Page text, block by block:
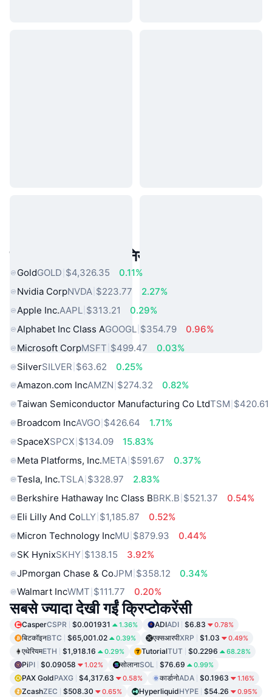
लोकप्रिय वास्तविक दुनिया की संपत्तियां
GoldGOLD $4,326.35
0.11%
Nvidia CorpNVDA $223.77
2.27%
Apple Inc.AAPL $313.21
0.29%
Alphabet Inc Class AGOOGL $354.79
0.96%
Microsoft CorpMSFT $499.47
0.03%
SilverSILVER $63.62
0.25%
Amazon.com IncAMZN $274.32
0.82%
Taiwan Semiconductor Manufacturing Co LtdTSM $420.61
Broadcom IncAVGO $426.64
1.71%
SpaceXSPCX $134.09
15.83%
Meta Platforms, Inc.META $591.67
0.37%
Tesla, Inc.TSLA $328.97
2.83%
Berkshire Hathaway Inc Class BBRK.B $521.37
0.54%
Eli Lilly And CoLLY $1,185.87
0.52%
Micron Technology IncMU $879.93
0.44%
SK HynixSKHY $138.15
3.92%
JPmorgan Chase & CoJPM $358.12
0.34%
Walmart IncWMT $111.77 0.20%
सबसे ज्यादा देखी गईं क्रिप्टोकरेंसी
CasperCSPR $0.001931 1.36% ADIADI $6.83 0.78%
बिटकॉइनBTC $65,001.02 0.39% एक्सआरपीXRP $1.03 0.49%
एथेरियमETH $1,918.16 0.29% TutorialTUT $0.2296 68.28%
PiPI $0.09058 1.02% सोलानाSOL $76.69 0.99%
PAX GoldPAXG $4,317.63 0.58% कार्डानोADA $0.1963 1.16%
ZcashZEC $508.30 0.65% HyperliquidHYPE $54.26 0.95%